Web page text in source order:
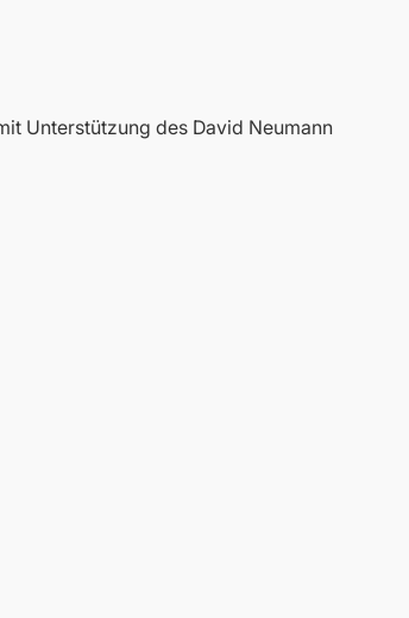
Unterstützung des David Neumann